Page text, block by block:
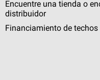
Encuentre una tienda o
distribuidor
Financiamiento de techos